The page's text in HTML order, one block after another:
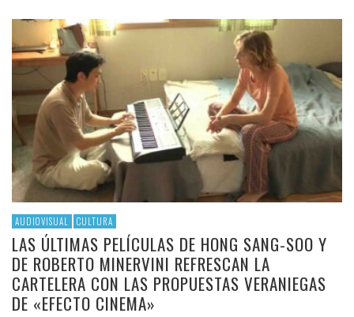
AUDIOVISUAL CULTURA
LAS ÚLTIMAS PELÍCULAS DE HONG SANG-SOO Y
DE ROBERTO MINERVINI REFRESCAN LA
CARTELERA CON LAS PROPUESTAS VERANIEGAS
DE «EFECTO CINEMA»